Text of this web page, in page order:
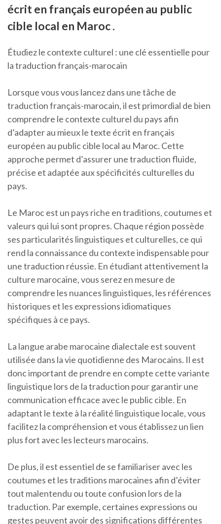
écrit en français européen au public
cible local en Maroc .
Étudiez le contexte culturel : une clé essentielle pour
la traduction français-marocain
Lorsque vous vous lancez dans une tâche de
traduction français-marocain, il est primordial de bien
comprendre le contexte culturel du pays afin
d’adapter au mieux le texte écrit en français
européen au public cible local au Maroc. Cette
approche permet d’assurer une traduction fluide,
précise et adaptée aux spécificités culturelles du
pays.
Le Maroc est un pays riche en traditions, coutumes et
valeurs qui lui sont propres. Chaque région possède
ses particularités linguistiques et culturelles, ce qui
rend la connaissance du contexte indispensable pour
une traduction réussie. En étudiant attentivement la
culture marocaine, vous serez en mesure de
comprendre les nuances linguistiques, les références
historiques et les expressions idiomatiques
spécifiques à ce pays.
La langue arabe marocaine dialectale est souvent
utilisée dans la vie quotidienne des Marocains. Il est
donc important de prendre en compte cette variante
linguistique lors de la traduction pour garantir une
communication efficace avec le public cible. En
adaptant le texte à la réalité linguistique locale, vous
facilitez la compréhension et vous établissez un lien
plus fort avec les lecteurs marocains.
De plus, il est essentiel de se familiariser avec les
coutumes et les traditions marocaines afin d’éviter
tout malentendu ou toute confusion lors de la
traduction. Par exemple, certaines expressions ou
gestes peuvent avoir des significations différentes